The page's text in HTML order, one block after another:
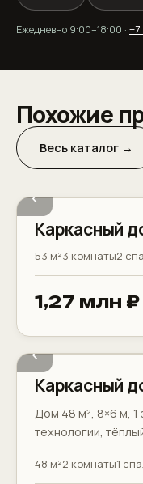
Ежедневно 9:00–18:00 · +7
Похожие
Весь каталог →
‹
Каркасный
53 м²3 комнаты2
1,27 млн ₽
‹
Терраса
Каркасный
Дом 48 м², 8×6 м,
технологии,
48 м²2 комнаты1